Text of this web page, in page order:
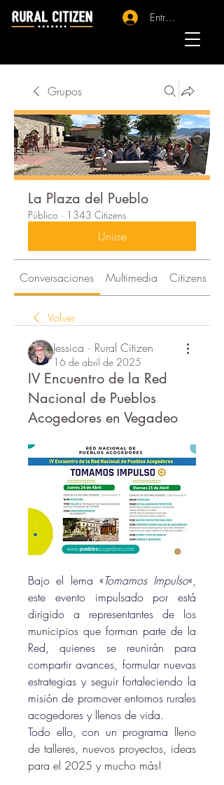
Entrar - Registro
Grupos
La Plaza del Pueblo
Público · 1343 Citizens
Unirse
Conversaciones Multimedia Citizens
Volver
Jessica · Rural Citizen
16 de abril de 2025
IV Encuentro de la Red
Nacional de Pueblos
Acogedores en Vegadeo
Bajo el lema «Tomamos Impulso«,
este evento impulsado por está
dirigido a representantes de los
municipios que forman parte de la
Red, quienes se reunirán para
compartir avances, formular nuevas
estrategias y seguir fortaleciendo la
misión de promover entornos rurales
acogedores y llenos de vida.
Todo ello, con un programa lleno
de talleres, nuevos proyectos, ideas
para el 2025 y mucho más!